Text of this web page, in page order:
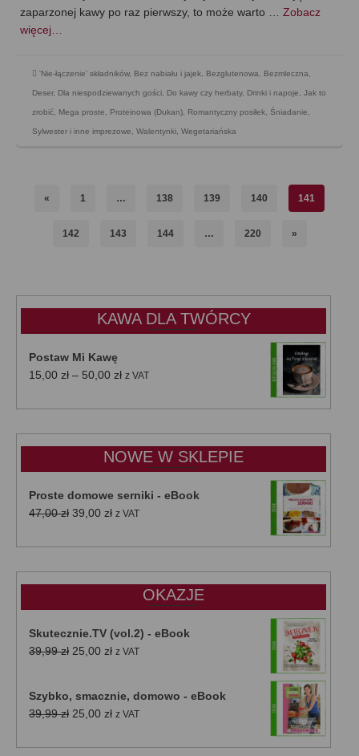
zaparzonej kawy po raz pierwszy, to może warto … Zobacz
więcej…
'Nie-łączenie' składników, Bez nabiału i jajek, Bezglutenowa, Bezmleczna,
Deser, Dla niespodziewanych gości, Do kawy czy herbaty, Drinki i napoje, Jak to
zrobić, Mega proste, Proteinowa (Dukan), Romantyczny posiłek, Śniadanie,
Sylwester i inne imprezowe, Walentynki, Wegetariańska
« 1 … 138 139 140 141
142 143 144 … 220 »
KAWA DLA TWÓRCY
Postaw Mi Kawę
15,00 zł – 50,00 złZakres
od
do
50,00 zł
z VAT
NOWE W SKLEPIE
Proste domowe serniki - eBook
47,00zł Pierwotna
wynosiła:
39,00 złAktualna
wynosi:
z VAT
OKAZJE
Skutecznie.TV (vol.2) - eBook
39,99zł Pierwotna
39,99 zł.
25,00 złAktualna
25,00 zł.
z VAT
Szybko, smacznie, domowo - eBook
39,99zł Pierwotna
wynosiła:
25,00 złAktualna
wynosi:
z VAT